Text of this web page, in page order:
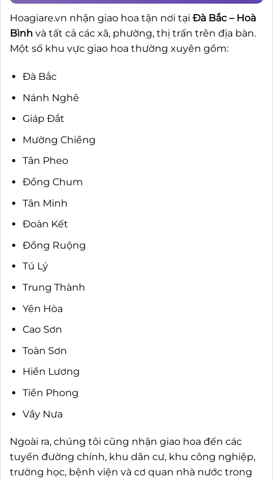
Hoagiare.vn nhận giao hoa tận nơi tại Đà Bắc – Hoà
Bình và tất cả các xã, phường, thị trấn trên địa bàn.
Một số khu vực giao hoa thường xuyên gồm:
Đà Bắc
Nánh Nghê
Giáp Đắt
Mường Chiềng
Tân Pheo
Đồng Chum
Tân Minh
Đoàn Kết
Đồng Ruộng
Tú Lý
Trung Thành
Yên Hòa
Cao Sơn
Toàn Sơn
Hiền Lương
Tiền Phong
Vầy Nưa
Ngoài ra, chúng tôi cũng nhận giao hoa đến các
tuyến đường chính, khu dân cư, khu công nghiệp,
trường học, bệnh viện và cơ quan nhà nước trong